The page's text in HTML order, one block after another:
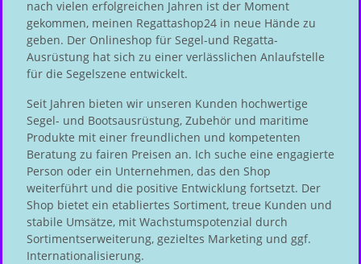
nach vielen erfolgreichen Jahren ist der Moment
gekommen, meinen Regattashop24 in neue Hände zu
geben. Der Onlineshop für Segel-und Regatta-
Ausrüstung hat sich zu einer verlässlichen Anlaufstelle
für die Segelszene entwickelt.
Seit Jahren bieten wir unseren Kunden hochwertige
Segel- und Bootsausrüstung, Zubehör und maritime
Produkte mit einer freundlichen und kompetenten
Beratung zu fairen Preisen an. Ich suche eine engagierte
Person oder ein Unternehmen, das den Shop
weiterführt und die positive Entwicklung fortsetzt. Der
Shop bietet ein etabliertes Sortiment, treue Kunden und
stabile Umsätze, mit Wachstumspotenzial durch
Sortimentserweiterung, gezieltes Marketing und ggf.
Internationalisierung.